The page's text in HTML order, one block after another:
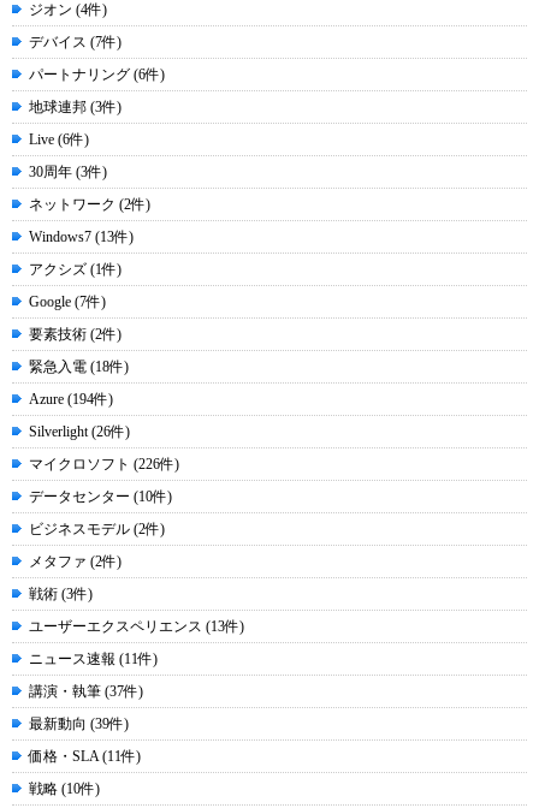
ジオン (4件)
デバイス (7件)
パートナリング (6件)
地球連邦 (3件)
Live (6件)
30周年 (3件)
ネットワーク (2件)
Windows7 (13件)
アクシズ (1件)
Google (7件)
要素技術 (2件)
緊急入電 (18件)
Azure (194件)
Silverlight (26件)
マイクロソフト (226件)
データセンター (10件)
ビジネスモデル (2件)
メタファ (2件)
戦術 (3件)
ユーザーエクスペリエンス (13件)
ニュース速報 (11件)
講演・執筆 (37件)
最新動向 (39件)
価格・SLA (11件)
戦略 (10件)